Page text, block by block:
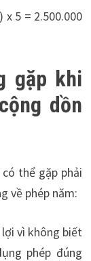
x 5 = 2.500.000
gặp khi
dồn
thể gặp phải
về phép năm:
vì không biết
phép đúng